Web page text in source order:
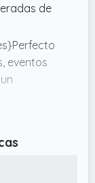
de
eventos
un